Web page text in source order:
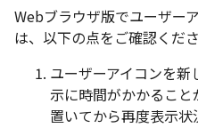
Webブラウザ版でユーザー
は、以下の点をご確認くださ
ユーザーアイコンを
示に時間がかかるこ
置いてから再度表示状